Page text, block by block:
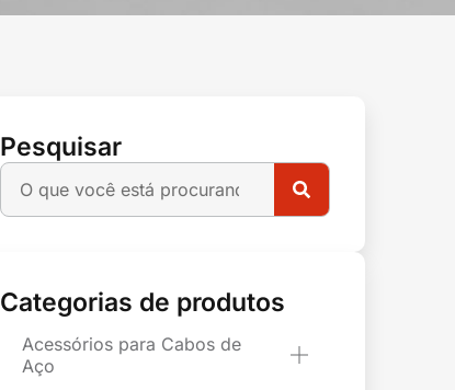
Pesquisar
Categorias de produtos
Acessórios para Cabos de
Aço